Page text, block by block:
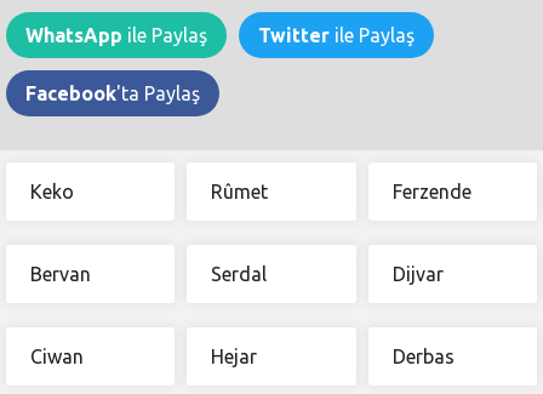
WhatsApp ile Paylaş Twitter ile Paylaş
Facebook'ta Paylaş
Keko Rûmet Ferzende
Bervan Serdal Dijvar
Ciwan Hejar Derbas